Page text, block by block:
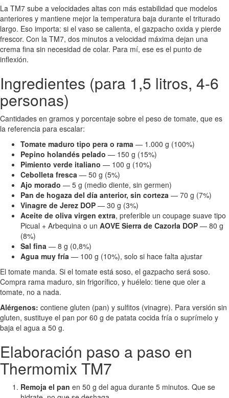
La TM7 sube a velocidades altas con más estabilidad que modelos
anteriores y mantiene mejor la temperatura baja durante el triturado
largo. Eso importa: si el vaso se calienta, el gazpacho oxida y pierde
frescor. Con la TM7, dos minutos a velocidad máxima dejan una
crema fina sin necesidad de colar. Para mí, ese es el punto de
inflexión.
Ingredientes (para 1,5 litros, 4-6
personas)
Cantidades en gramos y porcentaje sobre el peso de tomate, que es
la referencia para escalar:
Tomate maduro tipo pera o rama — 1.000 g (100%)
Pepino holandés pelado — 150 g (15%)
Pimiento verde italiano — 100 g (10%)
Cebolleta fresca — 50 g (5%)
Ajo morado — 5 g (medio diente, sin germen)
Pan de hogaza del día anterior, sin corteza — 70 g (7%)
Vinagre de Jerez DOP — 30 g (3%)
Aceite de oliva virgen extra, preferible un coupage suave tipo
Picual + Arbequina o un AOVE Sierra de Cazorla DOP — 80 g
(8%)
Sal fina — 8 g (0,8%)
Agua muy fría — 100 g (10%), solo si hace falta ajustar
El tomate manda. Si el tomate está soso, el gazpacho será soso.
Compra rama maduro, sin frigorífico, y huélelo: tiene que oler a
tomate, no a nada.
Alérgenos: contiene gluten (pan) y sulfitos (vinagre). Para versión sin
gluten, sustituye el pan por 60 g de patata cocida fría o suprímelo y
baja el agua a 50 g.
Elaboración paso a paso en
Thermomix TM7
Remoja el pan en 50 g del agua durante 5 minutos. Que se